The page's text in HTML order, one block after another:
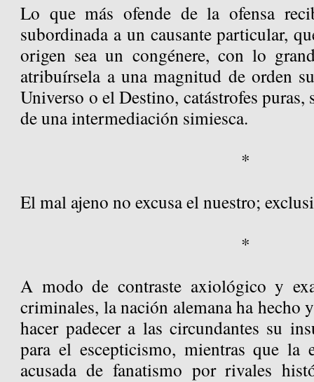
Lo que más ofende de la ofensa
subordinada a un causante particular,
origen sea un congénere, con lo
atribuírsela a una magnitud de orden
Universo o el Destino, catástrofes
de una intermediación simiesca.
*
El mal ajeno no excusa el nuestro;
*
A modo de contraste axiológico y
criminales, la nación alemana ha hecho
hacer padecer a las circundantes su
para el escepticismo, mientras que la
acusada de fanatismo por rivales